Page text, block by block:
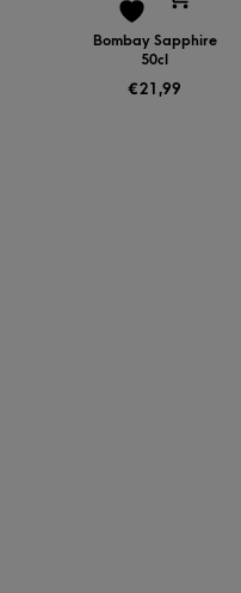
Bombay Sapphire
50cl
€21,99